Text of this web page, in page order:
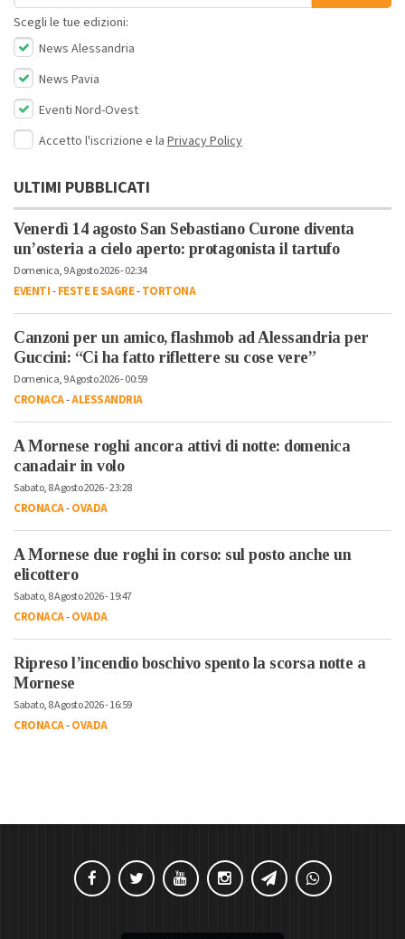
Scegli le tue edizioni:
News Alessandria
News Pavia
Eventi Nord-Ovest
Accetto l'iscrizione e la Privacy Policy
ULTIMI PUBBLICATI
Venerdì 14 agosto San Sebastiano Curone diventa
un’osteria a cielo aperto: protagonista il tartufo
Domenica, 9 Agosto 2026 - 02:34
EVENTI-FESTE E SAGRE-TORTONA
Canzoni per un amico, flashmob ad Alessandria per
Guccini: “Ci ha fatto riflettere su cose vere”
Domenica, 9 Agosto 2026 - 00:59
CRONACA-ALESSANDRIA
A Mornese roghi ancora attivi di notte: domenica
canadair in volo
Sabato, 8 Agosto 2026 - 23:28
CRONACA-OVADA
A Mornese due roghi in corso: sul posto anche un
elicottero
Sabato, 8 Agosto 2026 - 19:47
CRONACA-OVADA
Ripreso l’incendio boschivo spento la scorsa notte a
Mornese
Sabato, 8 Agosto 2026 - 16:59
CRONACA-OVADA